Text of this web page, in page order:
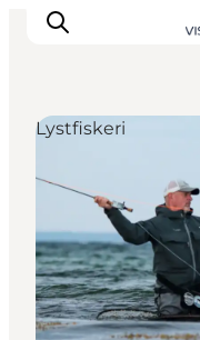
Oplevelser
Byer og øer
Outdoor
Overnatning
Planlæg ferie
Lystfiskeri